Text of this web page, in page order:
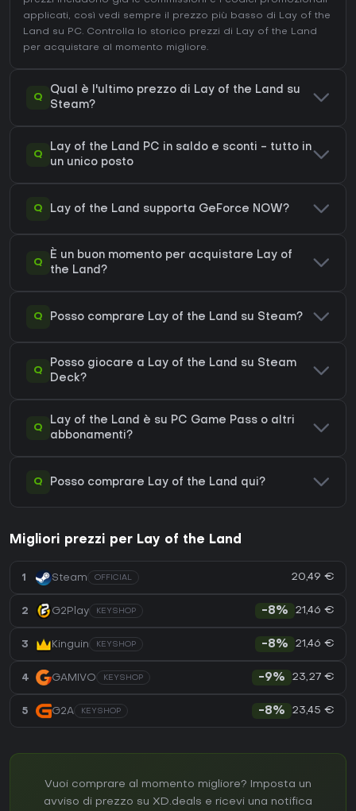
applicati, così vedi sempre il prezzo più basso di Lay of the
Land su PC. Controlla lo storico prezzi di Lay of the Land
per acquistare al momento migliore.
Q
Qual è l'ultimo prezzo di Lay of the Land su
Steam?
Q
Lay of the Land PC in saldo e sconti - tutto in
un unico posto
Q Lay of the Land supporta GeForce NOW?
Q
È un buon momento per acquistare Lay of
the Land?
Q Posso comprare Lay of the Land su Steam?
Q
Posso giocare a Lay of the Land su Steam
Deck?
Q
Lay of the Land è su PC Game Pass o altri
abbonamenti?
Q Posso comprare Lay of the Land qui?
Migliori prezzi per Lay of the Land
1 Steam OFFICIAL 20,49 €
2 G2Play KEYSHOP -8% 21,46 €
3 Kinguin KEYSHOP -8% 21,46 €
4 GAMIVO KEYSHOP -9% 23,27 €
5 G2A KEYSHOP -8% 23,45 €
Vuoi comprare al momento migliore? Imposta un
avviso di prezzo su XD.deals e ricevi una notifica